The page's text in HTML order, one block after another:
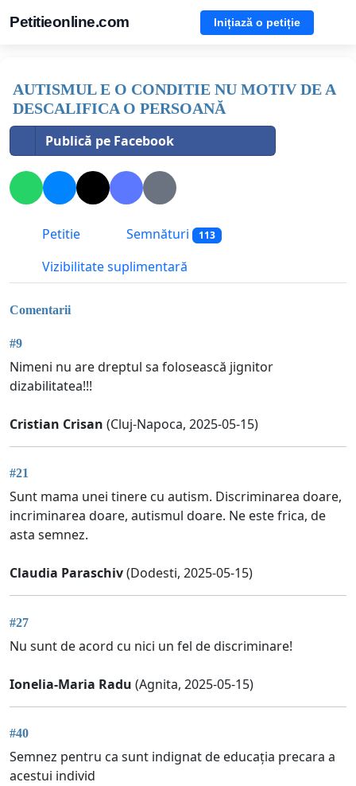
Petitieonline.com Inițiază o petiție
AUTISMUL E O CONDITIE NU MOTIV DE A
DESCALIFICA O PERSOANĂ
Publică pe Facebook
Petitie Semnături 113
Vizibilitate suplimentară
Comentarii
#9
Nimeni nu are dreptul sa folosească jignitor
dizabilitatea!!!
Cristian Crisan (Cluj-Napoca, 2025-05-15)
#21
Sunt mama unei tinere cu autism. Discriminarea doare,
incriminarea doare, autismul doare. Ne este frica, de
asta semnez.
Claudia Paraschiv(Dodesti, 2025-05-15)
#27
Nu sunt de acord cu nici un fel de discriminare!
Ionelia-Maria Radu (Agnita, 2025-05-15)
#40
Semnez pentru ca sunt indignat de educația precara a
acestui individ